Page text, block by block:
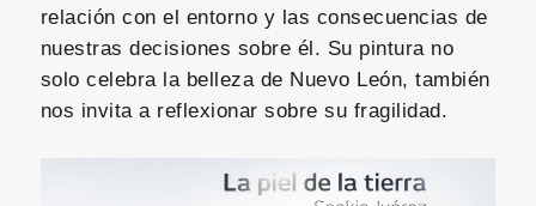
relación con el entorno y las consecuencias de
nuestras decisiones sobre él. Su pintura no
solo celebra la belleza de Nuevo León, también
nos invita a reflexionar sobre su fragilidad.